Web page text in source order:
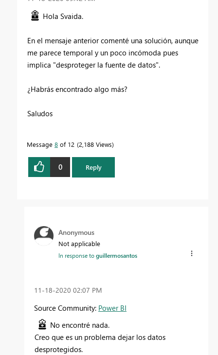
Hola Svaida.
En el mensaje anterior comenté una solución, aunque
me parece temporal y un poco incómoda pues
implica "desproteger la fuente de datos".
¿Habrás encontrado algo más?
Saludos
Message 8 of 12 2,188 Views
0 Reply
Anonymous
Not applicable
In response toguillermosantos
‎11-18-2020 02:07 PM
Source Community: Power BI
No encontré nada.
Creo que es un problema dejar los datos
desprotegidos.